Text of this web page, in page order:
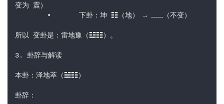
变为 震）
	•	下卦：坤 ☷（地） → ⚋⚋⚋（不变）
所以 变卦是：雷地豫（☳☷）。
3. 卦辞与解读
本卦：泽地萃（☱☷）
卦辞：